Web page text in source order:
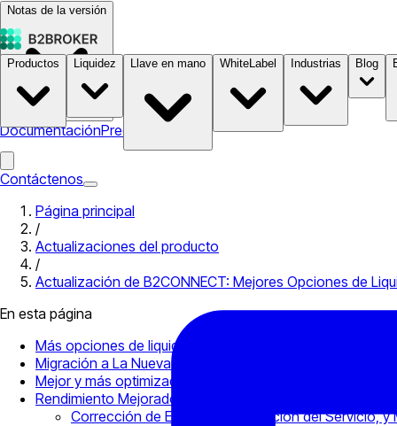
Notas de la versión
DocumentaciónPrecios
Productos Liquidez Llave en mano WhiteLabel Industrias Blog
Contáctenos
Página principal
/
Actualizaciones del producto
/
Actualización de B2CONNECT: Mejores Opciones de
En esta página
Más opciones de liquidez con los Futuros Perpetuos de
Migración a La Nueva API de Comercio Avanzado de
Mejor y más optimizada gestión de símbolos
Rendimiento Mejorado con el Adaptador de Binance
Corrección de Errores, Optimización del Servicio, y